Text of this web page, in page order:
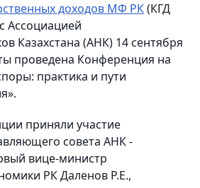
доходов МФ РК(КГД
Ассоциацией
Казахстана (АНК) 14 сентября
проведена Конференция на
практика и пути
приняли участие
совета АНК -
вице-министр
РК Даленов Р.Е.,